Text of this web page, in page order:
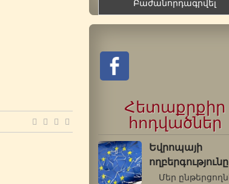
Հետաքրքիր
հոդվածներ
Եվրոպայի